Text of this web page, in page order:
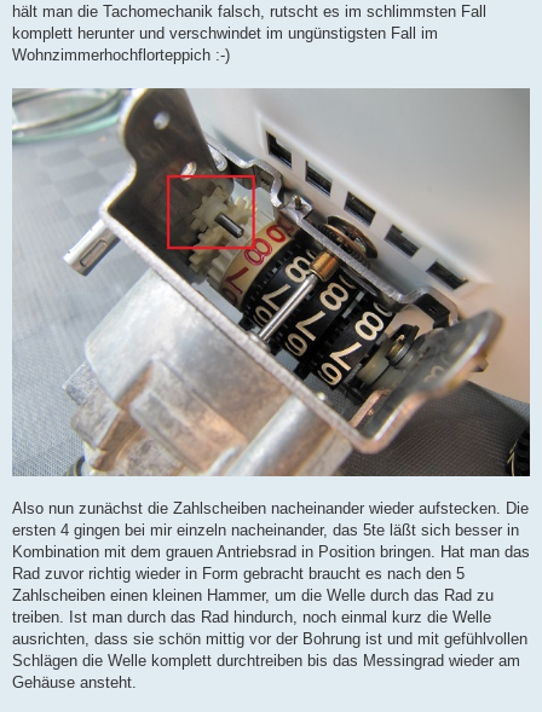
hält man die Tachomechanik falsch, rutscht es im schlimmsten Fall
komplett herunter und verschwindet im ungünstigsten Fall im
Wohnzimmerhochflorteppich :-)
Also nun zunächst die Zahlscheiben nacheinander wieder aufstecken. Die
ersten 4 gingen bei mir einzeln nacheinander, das 5te läßt sich besser in
Kombination mit dem grauen Antriebsrad in Position bringen. Hat man das
Rad zuvor richtig wieder in Form gebracht braucht es nach den 5
Zahlscheiben einen kleinen Hammer, um die Welle durch das Rad zu
treiben. Ist man durch das Rad hindurch, noch einmal kurz die Welle
ausrichten, dass sie schön mittig vor der Bohrung ist und mit gefühlvollen
Schlägen die Welle komplett durchtreiben bis das Messingrad wieder am
Gehäuse ansteht.